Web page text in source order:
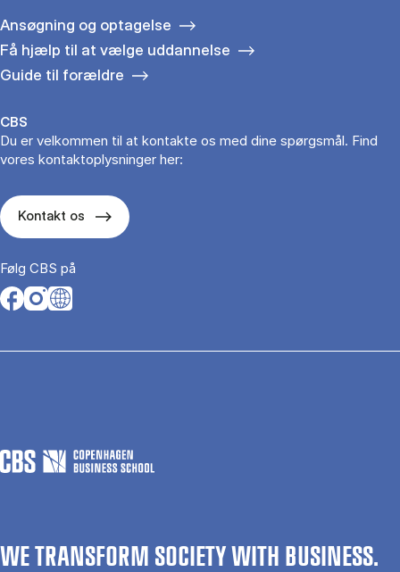
Ansøgning og optagelse
Få hjælp til at vælge uddannelse
Guide til forældre
CBS
Du er velkommen til at kontakte os med dine spørgsmål. Find
vores kontaktoplysninger her:
Kontakt os
Følg CBS på
Opens in a new tab
Opens in a new tab
Opens in a new tab
WE TRANSFORM SOCIETY WITH BUSINESS.